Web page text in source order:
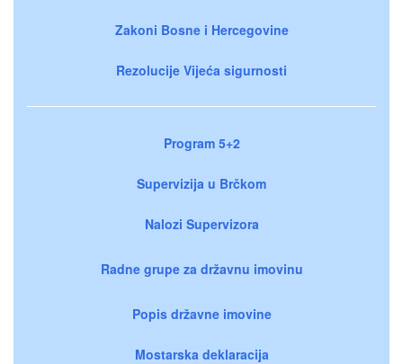
Zakoni Bosne i Hercegovine
Rezolucije Vijeća sigurnosti
Program 5+2
Supervizija u Brčkom
Nalozi Supervizora
Radne grupe za državnu imovinu
Popis državne imovine
Mostarska deklaracija